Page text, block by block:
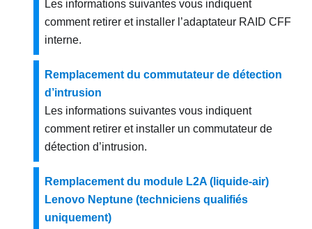
Les informations suivantes vous indiquent
comment retirer et installer l’adaptateur RAID CFF
interne.
Remplacement du commutateur de détection
d’intrusion
Les informations suivantes vous indiquent
comment retirer et installer un commutateur de
détection d’intrusion.
Remplacement du module L2A (liquide-air)
Lenovo Neptune (techniciens qualifiés
uniquement)